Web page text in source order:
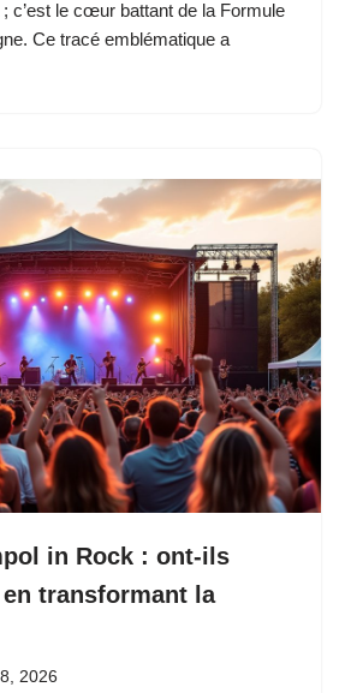
; c’est le cœur battant de la Formule
Ce tracé emblématique a
in Rock : ont-ils
transformant la
2026